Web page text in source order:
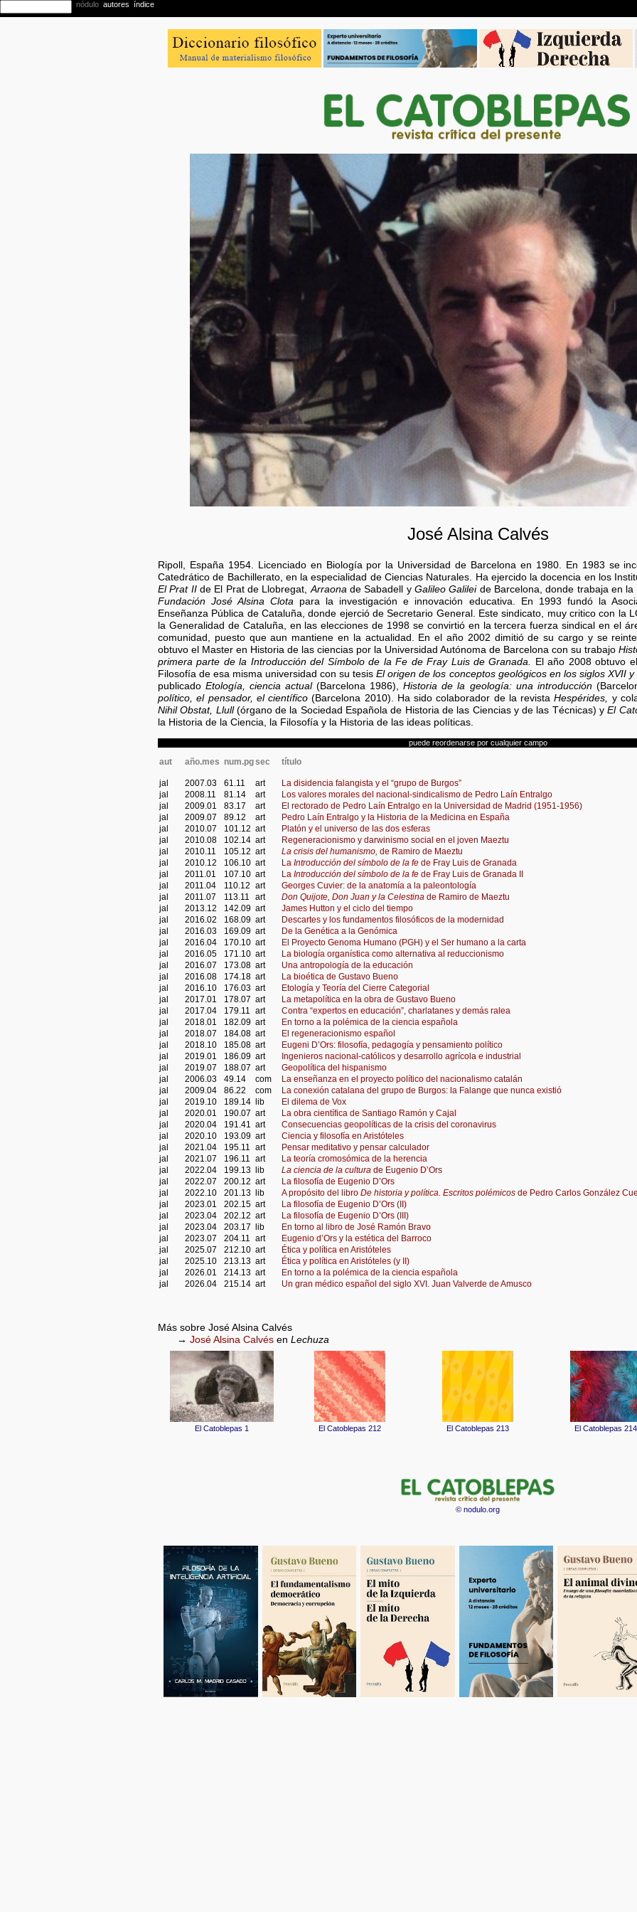
José Alsina Calvés
Ripoll, España 1954. Licenciado en Biología por la Universidad de Barcelona en 1980. En 1983 se
Catedrático de Bachillerato, en la especialidad de Ciencias Naturales. Ha ejercido la docencia en los
El Prat IIde El Prat de Llobregat,Arraonade Sabadell yGalileo Galileide Barcelona, donde trabaja en
Fundación José Alsina Clota para la investigación e innovación educativa. En 1993 fundó la
Enseñanza Pública de Cataluña, donde ejerció de Secretario General. Este sindicato, muy critico con la
la Generalidad de Cataluña, en las elecciones de 1998 se convirtió en la tercera fuerza sindical en el
comunidad, puesto que aun mantiene en la actualidad. En el año 2002 dimitió de su cargo y se
obtuvo el Master en Historia de las ciencias por la Universidad Autónoma de Barcelona con su trabajo
primera parte de la Introducción del Símbolo de la Fe de Fray Luis de Granada.
El año 2008 obtuvo
Filosofía de esa misma universidad con su tesisEl origen de los conceptos geológicos en los siglos XVII
publicadoEtología, ciencia actual(Barcelona 1986),Historia de la geología: una introducción
político, el pensador, el científico (Barcelona 2010). Ha sido colaborador de la revistaHespérides, y
Nihil Obstat, Llull(órgano de la Sociedad Española de Historia de las Ciencias y de las Técnicas) yEl
la Historia de la Ciencia, la Filosofía y la Historia de las ideas políticas.
puede reordenarse por cualquier campo
aut año.mes num.pgsec título
jal 2007.03 61.11 art
La disidencia falangista y el “grupo de Burgos”
jal
2008.11 81.14 art
Los valores morales del nacional-sindicalismo de Pedro Laín Entralgo
jal
2009.01 83.17 art
El rectorado de Pedro Laín Entralgo en la Universidad de Madrid (1951-1956)
jal
2009.07 89.12 art
Pedro Laín Entralgo y la Historia de la Medicina en España
jal
2010.07 101.12 art
Platón y el universo de las dos esferas
jal
2010.08 102.14 art
Regeneracionismo y darwinismo social en el joven Maeztu
jal
2010.11 105.12 art La crisis del humanismo, de Ramiro de Maeztu
jal
2010.12 106.10 art La Introducción del símbolo de la fe de Fray Luis de Granada
jal
2011.01 107.10 art La Introducción del símbolo de la fe de Fray Luis de Granada II
jal
2011.04 110.12 art
Georges Cuvier: de la anatomía a la paleontología
jal
2011.07 113.11 art Don Quijote, Don Juan y la Celestina de Ramiro de Maeztu
jal
2013.12 142.09 art
James Hutton y el ciclo del tiempo
jal
2016.02 168.09 art
Descartes y los fundamentos filosóficos de la modernidad
jal
2016.03 169.09 art
De la Genética a la Genómica
jal
2016.04 170.10 art
El Proyecto Genoma Humano (PGH) y el Ser humano a la carta
jal
2016.05 171.10 art
La biología organística como alternativa al reduccionismo
jal
2016.07 173.08 art
Una antropología de la educación
jal
2016.08 174.18 art
La bioética de Gustavo Bueno
jal
2016.10 176.03 art
Etología y Teoría del Cierre Categorial
jal
2017.01 178.07 art
La metapolítica en la obra de Gustavo Bueno
jal
2017.04 179.11 art
Contra “expertos en educación”, charlatanes y demás ralea
jal
2018.01 182.09 art
En torno a la polémica de la ciencia española
jal
2018.07 184.08 art
El regeneracionismo español
jal
2018.10 185.08 art
Eugeni D’Ors: filosofía, pedagogía y pensamiento político
jal
2019.01 186.09 art
Ingenieros nacional-católicos y desarrollo agrícola e industrial
jal
2019.07 188.07 art
Geopolítica del hispanismo
jal
2006.03 49.14 com
La enseñanza en el proyecto político del nacionalismo catalán
jal
2009.04 86.22 com
La conexión catalana del grupo de Burgos: la Falange que nunca existió
jal
2019.10 189.14 lib
El dilema de Vox
jal
2020.01 190.07 art
La obra científica de Santiago Ramón y Cajal
jal
2020.04 191.41 art
Consecuencias geopolíticas de la crisis del coronavirus
jal
2020.10 193.09 art
Ciencia y filosofía en Aristóteles
jal
2021.04 195.11 art
Pensar meditativo y pensar calculador
jal
2021.07 196.11 art
La teoría cromosómica de la herencia
jal
2022.04 199.13 lib La ciencia de la cultura de Eugenio D’Ors
jal
2022.07 200.12 art
La filosofía de Eugenio D’Ors
jal
2022.10 201.13 lib A propósito del libro De historia y política. Escritos polémicos de Pedro Carlos González
jal
2023.01 202.15 art
La filosofía de Eugenio D’Ors (II)
jal
2023.04 202.12 art
La filosofía de Eugenio D’Ors (III)
jal
2023.04 203.17 lib
En torno al libro de José Ramón Bravo
jal
2023.07 204.11 art
Eugenio d’Ors y la estética del Barroco
jal
2025.07 212.10 art
Ética y política en Aristóteles
jal
2025.10 213.13 art
Ética y política en Aristóteles (y II)
jal
2026.01 214.13 art
En torno a la polémica de la ciencia española
jal
2026.04 215.14 art Un gran médico español del siglo XVI. Juan Valverde de Amusco
Más sobre José Alsina Calvés
→José Alsina Calvés enLechuza
© nodulo.org